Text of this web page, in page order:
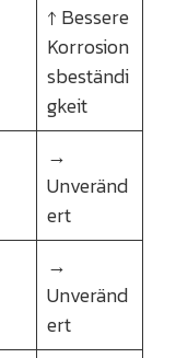
↑ Bessere
Korrosion
sbeständi
gkeit
→
Unveränd
ert
→
Unveränd
ert